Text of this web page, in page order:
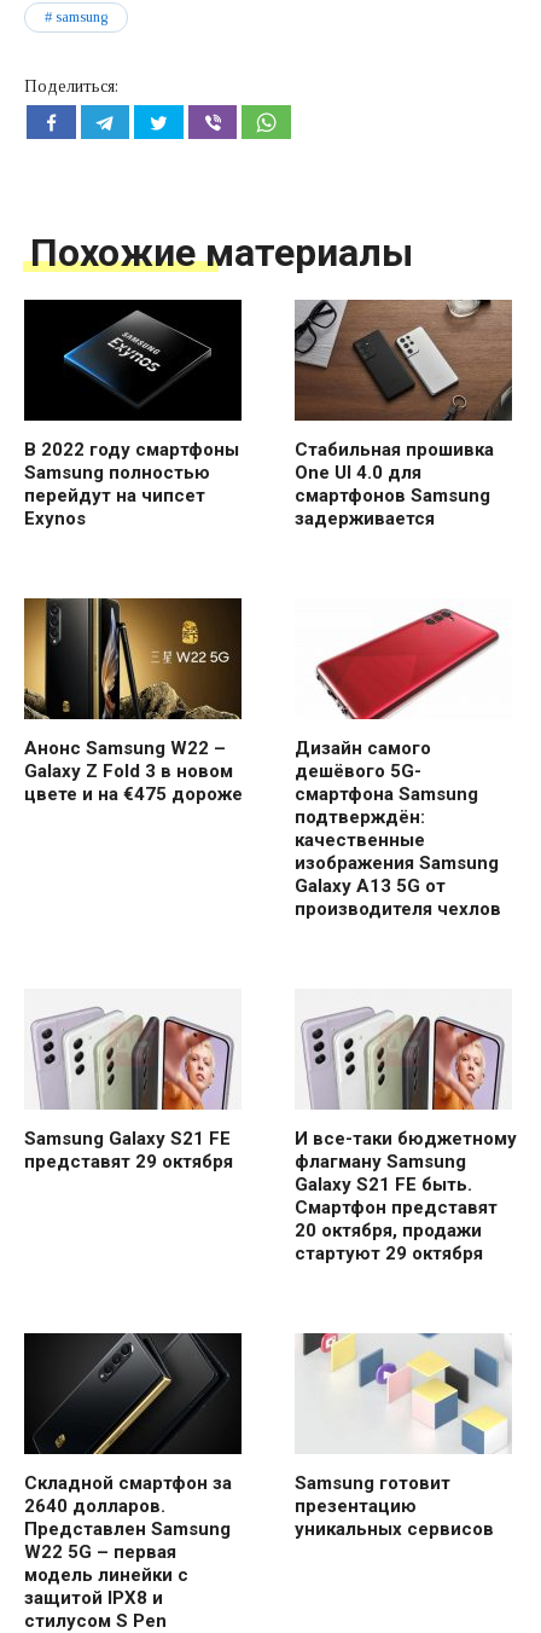
samsung
Поделиться:
Похожие материалы
В 2022 году смартфоны
Samsung полностью
перейдут на чипсет
Exynos
Стабильная прошивка
One UI 4.0 для
смартфонов Samsung
задерживается
Анонс Samsung W22 –
Galaxy Z Fold 3 в новом
цвете и на €475 дороже
Дизайн самого
дешёвого 5G-
смартфона Samsung
подтверждён:
качественные
изображения Samsung
Galaxy A13 5G от
производителя чехлов
Samsung Galaxy S21 FE
представят 29 октября
И все-таки бюджетному
флагману Samsung
Galaxy S21 FE быть.
Смартфон представят
20 октября, продажи
стартуют 29 октября
Складной смартфон за
2640 долларов.
Представлен Samsung
W22 5G – первая
модель линейки с
защитой IPX8 и
стилусом S Pen
Samsung готовит
презентацию
уникальных сервисов